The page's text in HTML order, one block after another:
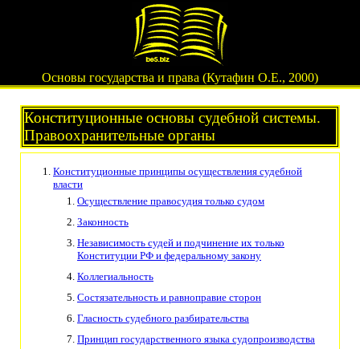
Основы государства и права (Кутафин О.Е., 2000)
Конституционные основы судебной системы.
Правоохранительные органы
Конституционные принципы осуществления судебной
власти
Осуществление правосудия только судом
Законность
Независимость судей и подчинение их только
Конституции РФ и федеральному закону
Коллегиальность
Состязательность и равноправие сторон
Гласность судебного разбирательства
Принцип государственного языка судопроизводства